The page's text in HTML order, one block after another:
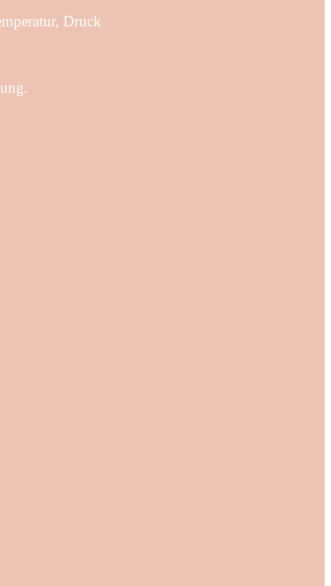
Druck